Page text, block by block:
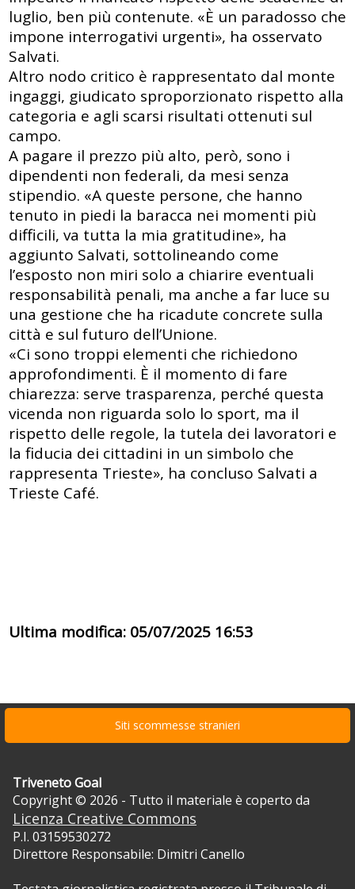
luglio, ben più contenute. «È un paradosso che
impone interrogativi urgenti», ha osservato
Salvati.
Altro nodo critico è rappresentato dal monte
ingaggi, giudicato sproporzionato rispetto alla
categoria e agli scarsi risultati ottenuti sul
campo.
A pagare il prezzo più alto, però, sono i
dipendenti non federali, da mesi senza
stipendio. «A queste persone, che hanno
tenuto in piedi la baracca nei momenti più
difficili, va tutta la mia gratitudine», ha
aggiunto Salvati, sottolineando come
l’esposto non miri solo a chiarire eventuali
responsabilità penali, ma anche a far luce su
una gestione che ha ricadute concrete sulla
città e sul futuro dell’Unione.
«Ci sono troppi elementi che richiedono
approfondimenti. È il momento di fare
chiarezza: serve trasparenza, perché questa
vicenda non riguarda solo lo sport, ma il
rispetto delle regole, la tutela dei lavoratori e
la fiducia dei cittadini in un simbolo che
rappresenta Trieste», ha concluso Salvati a
Trieste Café.
Ultima modifica: 05/07/2025 16:53
Siti scommesse stranieri
Triveneto Goal
Copyright © 2026 - Tutto il materiale è coperto da
Licenza Creative Commons
P.I. 03159530272
Direttore Responsabile: Dimitri Canello